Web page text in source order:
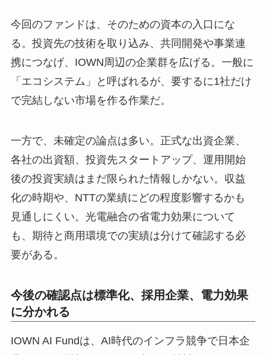
今回のファンドは、そのための資本の入口にな
る。投資先の技術を取り込み、共同開発や事業連
携につなげ、IOWN周辺の企業群を広げる。一般に
「エコシステム」と呼ばれるが、要するに1社だけ
で完結しない市場を作る作業だ。
一方で、未確定の論点は多い。正式な出資企業、
各社の出資額、投資先スタートアップ、運用開始
後の投資実績はまだ限られた情報しかない。収益
化の時期や、NTTの業績にどの程度影響するかも
見通しにくい。光電融合の省電力効果について
も、期待と商用環境での実績は分けて確認する必
要がある。
今後の確認点は標準化、採用企業、電力効果
に分かれる
IOWN AI Fundは、AI時代のインフラ競争で日本企